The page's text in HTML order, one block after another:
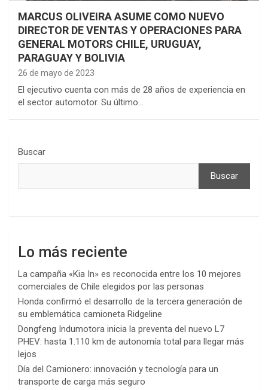
MARCUS OLIVEIRA ASUME COMO NUEVO
DIRECTOR DE VENTAS Y OPERACIONES PARA
GENERAL MOTORS CHILE, URUGUAY,
PARAGUAY Y BOLIVIA
26 de mayo de 2023
El ejecutivo cuenta con más de 28 años de experiencia en
el sector automotor. Su último…
Buscar
Buscar
Lo más reciente
La campaña «Kia In» es reconocida entre los 10 mejores
comerciales de Chile elegidos por las personas
Honda confirmó el desarrollo de la tercera generación de
su emblemática camioneta Ridgeline
Dongfeng Indumotora inicia la preventa del nuevo L7
PHEV: hasta 1.110 km de autonomía total para llegar más
lejos
Día del Camionero: innovación y tecnología para un
transporte de carga más seguro